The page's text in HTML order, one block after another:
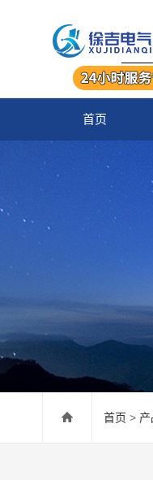
首页
首页 >